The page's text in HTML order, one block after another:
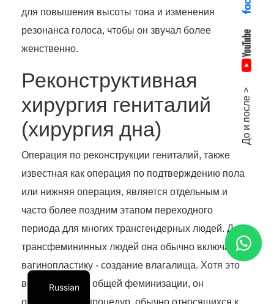
для повышения высоты тона и изменения
резонанса голоса, чтобы он звучал более
женственно.
Реконструктивная
хирургия гениталий
(хирургия дна)
Операция по реконструкции гениталий, также
известная как операция по подтверждению пола
или нижняя операция, является отдельным и
часто более поздним этапом переходного
периода для многих трансгендерных людей. Для
трансфемининных людей она обычно включает
вагинопластику - создание влагалища. Хотя это
важный аспект общей феминизации, он
отличается от процедур, обычно относящихся к
До и после >
Russian